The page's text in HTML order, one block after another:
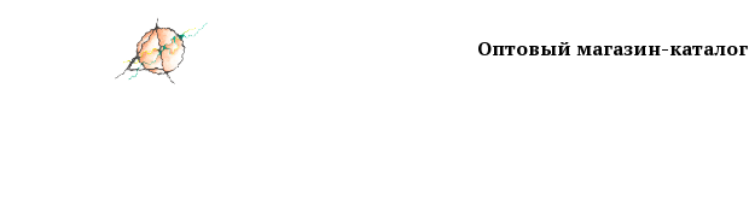
Оптовый магазин-каталог